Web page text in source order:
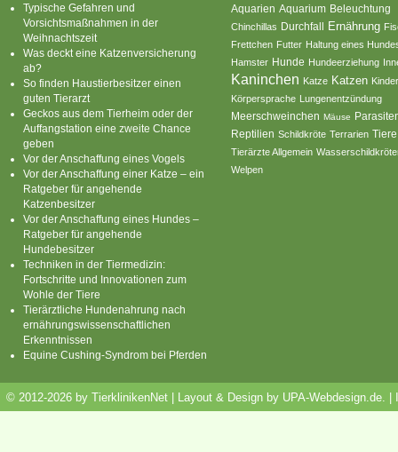
Typische Gefahren und
Vorsichtsmaßnahmen in der
Weihnachtszeit
Was deckt eine Katzenversicherung
ab?
So finden Haustierbesitzer einen
guten Tierarzt
Geckos aus dem Tierheim oder der
Auffangstation eine zweite Chance
geben
Vor der Anschaffung eines Vogels
Vor der Anschaffung einer Katze – ein
Ratgeber für angehende
Katzenbesitzer
Vor der Anschaffung eines Hundes –
Ratgeber für angehende
Hundebesitzer
Techniken in der Tiermedizin:
Fortschritte und Innovationen zum
Wohle der Tiere
Tierärztliche Hundenahrung nach
ernährungswissenschaftlichen
Erkenntnissen
Equine Cushing-Syndrom bei Pferden
Aquarien Aquarium Beleuchtung
Chinchillas Durchfall Ernährung
Frettchen Futter Haltung eines
Hamster Hunde Hundeerziehung
Kaninchen Katze Katzen
Körpersprache Lungenentzündung
Meerschweinchen Mäuse
Reptilien Schildkröte Terrarien Tiere
Tierärzte Allgemein
Welpen
© 2012-2026 by TierklinikenNet | Layout & Design by UPA-Webdesign.de.